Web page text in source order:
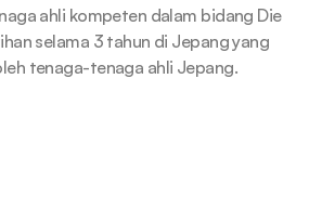
ahli kompeten dalam bidang Die
selama 3 tahun di Jepang yang
tenaga-tenaga ahli Jepang.